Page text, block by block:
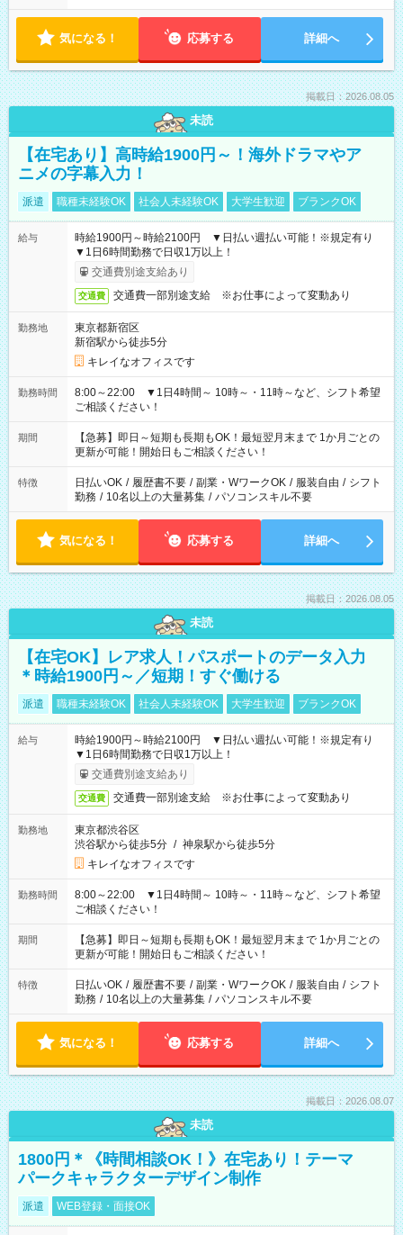
気になる！ 応募する 詳細へ
掲載日：2026.08.05
未読
【在宅あり】高時給1900円～！海外ドラマやア
ニメの字幕入力！
派遣 職種未経験OK 社会人未経験OK 大学生歓迎 ブランクOK
給与
時給1900円～時給2100円 ▼日払い週払い可能！※規定有り
▼1日6時間勤務で日収1万以上！
交通費別途支給あり
交通費 交通費一部別途支給 ※お仕事によって変動あり
勤務地
東京都新宿区
新宿駅から徒歩5分
キレイなオフィスです
勤務時間
8:00～22:00 ▼1日4時間～ 10時～・11時～など、シフト希望
ご相談ください！
期間
【急募】即日～短期も長期もOK！最短翌月末まで 1か月ごとの
更新が可能！開始日もご相談ください！
特徴 日払いOK / 履歴書不要 / 副業・WワークOK / 服装自由 / シフト
勤務 / 10名以上の大量募集 / パソコンスキル不要
気になる！ 応募する 詳細へ
掲載日：2026.08.05
未読
【在宅OK】レア求人！パスポートのデータ入力
＊時給1900円～／短期！すぐ働ける
派遣 職種未経験OK 社会人未経験OK 大学生歓迎 ブランクOK
給与
時給1900円～時給2100円 ▼日払い週払い可能！※規定有り
▼1日6時間勤務で日収1万以上！
交通費別途支給あり
交通費 交通費一部別途支給 ※お仕事によって変動あり
勤務地
東京都渋谷区
渋谷駅から徒歩5分 / 神泉駅から徒歩5分
キレイなオフィスです
勤務時間
8:00～22:00 ▼1日4時間～ 10時～・11時～など、シフト希望
ご相談ください！
期間
【急募】即日～短期も長期もOK！最短翌月末まで 1か月ごとの
更新が可能！開始日もご相談ください！
特徴 日払いOK / 履歴書不要 / 副業・WワークOK / 服装自由 / シフト
勤務 / 10名以上の大量募集 / パソコンスキル不要
気になる！ 応募する 詳細へ
掲載日：2026.08.07
未読
1800円＊《時間相談OK！》在宅あり！テーマ
パークキャラクターデザイン制作
派遣 WEB登録・面接OK